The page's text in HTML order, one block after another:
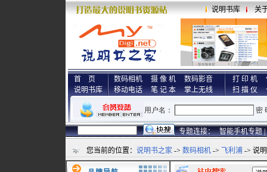
说明书库 关
首 页
说明书库
数码相机 摄 像 机
数码影音
移动电话
笔 记 本 掌上无线
打 印 机
扫 描 仪
专题连接： 智能手机专题 |
您当前的位置： 说明书之家 -> 数码相机 -> 飞利浦 -> 说